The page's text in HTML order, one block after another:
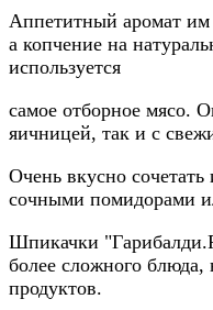
Аппетитный аромат
а копчение на
используется
самое отборное мясо.
яичницей, так и с
Очень вкусно
сочными помидорами
Шпикачки
более сложного блюда,
продуктов.